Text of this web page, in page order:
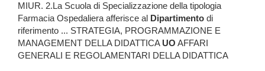
MIUR. 2.La Scuola di Specializzazione della tipologia
Farmacia Ospedaliera afferisce al Dipartimento di
riferimento ... STRATEGIA, PROGRAMMAZIONE E
MANAGEMENT DELLA DIDATTICA UO AFFARI
GENERALI E REGOLAMENTARI DELLA DIDATTICA